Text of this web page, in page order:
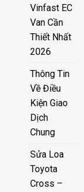
Vinfast EC
Van Cần
Thiết Nhất
2026
Thông Tin
Về Điều
Kiện Giao
Dịch
Chung
Sửa Loa
Toyota
Cross –